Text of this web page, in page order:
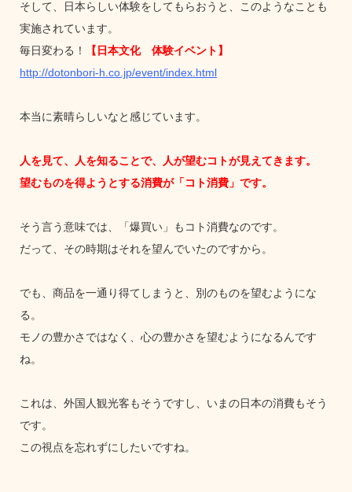
そして、日本らしい体験をしてもらおうと、このようなことも
実施されています。
毎日変わる！
【日本文化 体験イベント】
http://dotonbori-h.co.jp/event/index.html
本当に素晴らしいなと感じています。
人を見て、人を知ることで、人が望むコトが見えてきます。
望むものを得ようとする消費が「コト消費」です。
そう言う意味では、「爆買い」もコト消費なのです。
だって、その時期はそれを望んでいたのですから。
でも、商品を一通り得てしまうと、別のものを望むようにな
る。
モノの豊かさではなく、心の豊かさを望むようになるんです
ね。
これは、外国人観光客もそうですし、いまの日本の消費もそう
です。
この視点を忘れずにしたいですね。